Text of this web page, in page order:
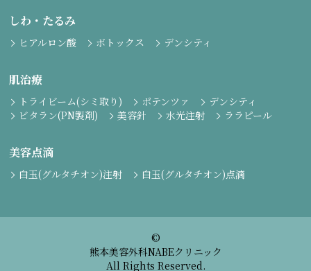
しわ・たるみ
ヒアルロン酸 ボトックス デンシティ
肌治療
トライビーム(シミ取り) ポテンツァ
デンシティ
ビタラン(PN製剤)
美容針 水光注射 ララピール
美容点滴
白玉(グルタチオン)注射 白玉(グルタチオン)点滴
©
熊本美容外科NABEクリニック
All Rights Reserved.